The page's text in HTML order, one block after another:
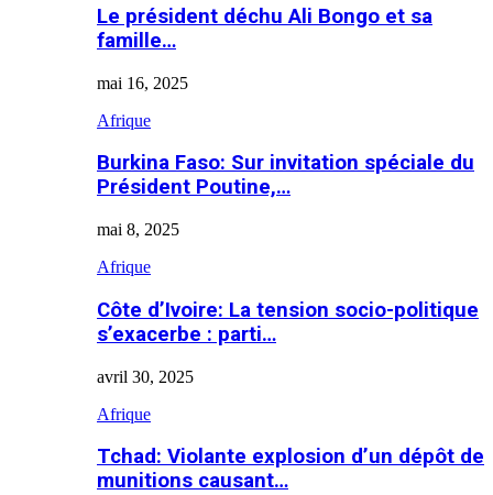
Le président déchu Ali Bongo et sa
famille…
mai 16, 2025
Afrique
Burkina Faso: Sur invitation spéciale du
Président Poutine,…
mai 8, 2025
Afrique
Côte d’Ivoire: La tension socio-politique
s’exacerbe : parti…
avril 30, 2025
Afrique
Tchad: Violante explosion d’un dépôt de
munitions causant…